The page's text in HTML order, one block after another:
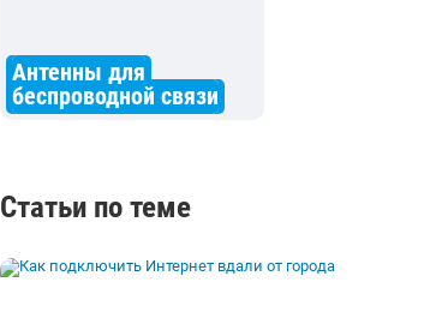
Антенны для
беспроводной связи
Статьи по теме